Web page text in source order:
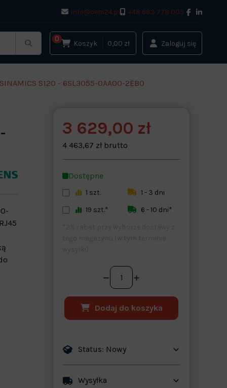
info@oem24.pl +48 683 778 005
0
Koszyk 0,00 zł Zaloguj się
S120 - 6SL3055-0AA00-2EB0
3 629,00 zł
4 463,67 zł brutto
Dostępne
1 szt.
1 - 3 dni
19 szt.*
6 - 10 dni*
Dodaj do koszyka
Status: Nowy
Wysyłka